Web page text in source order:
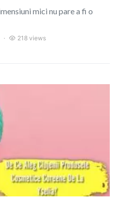
mici nu pare a fi o
218 views